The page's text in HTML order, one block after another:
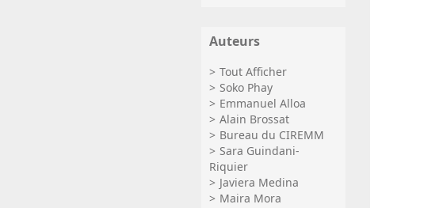
Auteurs
Tout Afficher
Soko Phay
Emmanuel Alloa
Alain Brossat
Bureau du CIREMM
Sara Guindani-
Riquier
Javiera Medina
Maira Mora